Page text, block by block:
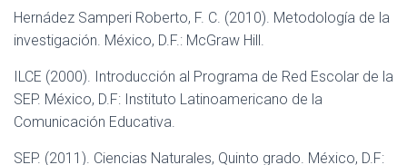
Hernádez Samperi Roberto, F. C. (2010). Metodología de la
investigación. México, D.F.: McGraw Hill.
ILCE (2000). Introducción al Programa de Red Escolar de la
SEP. México, D.F: Instituto Latinoamericano de la
Comunicación Educativa.
SEP. (2011). Ciencias Naturales, Quinto grado. México, D.F: